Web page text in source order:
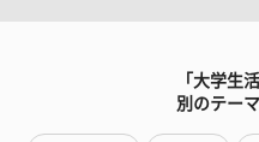
「大学生
別のテー